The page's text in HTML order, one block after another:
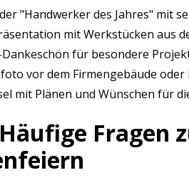
"Handwerker des Jahres" mit
mit Werkstücken aus
für besondere
vor dem Firmengebäude
mit Plänen und Wünschen für
Fragen